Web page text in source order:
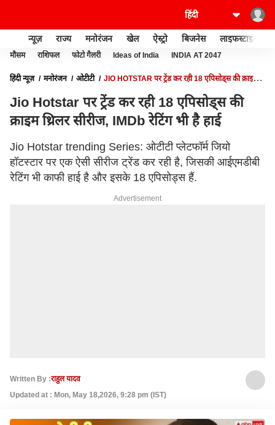
न्यूज़ राज्य मनोरंजन खेल ऐस्ट्रो बिजनेस लाइफस्टाइल
मौसम राशिफल फोटो गैलरी Ideas of India INDIA AT 2047
हिंदी न्यूज़ मनोरंजन ओटीटी
JIO HOTSTAR पर ट्रेंड कर रही 18 एपिसोड्स की क्राइम
Jio Hotstar पर ट्रेंड कर रही 18 एपिसोड्स की
क्राइम थ्रिलर सीरीज, IMDb रेटिंग भी है हाई
Jio Hotstar trending Series: ओटीटी प्लेटफॉर्म जियो
हॉटस्टार पर एक ऐसी सीरीज ट्रेंड कर रही है, जिसकी आईएमडीबी
रेटिंग भी काफी हाई है और इसके 18 एपिसोड्स हैं.
Advertisement
Written By :राहुल यादव
Updated at : Mon, May 18,2026, 9:28 pm (IST)